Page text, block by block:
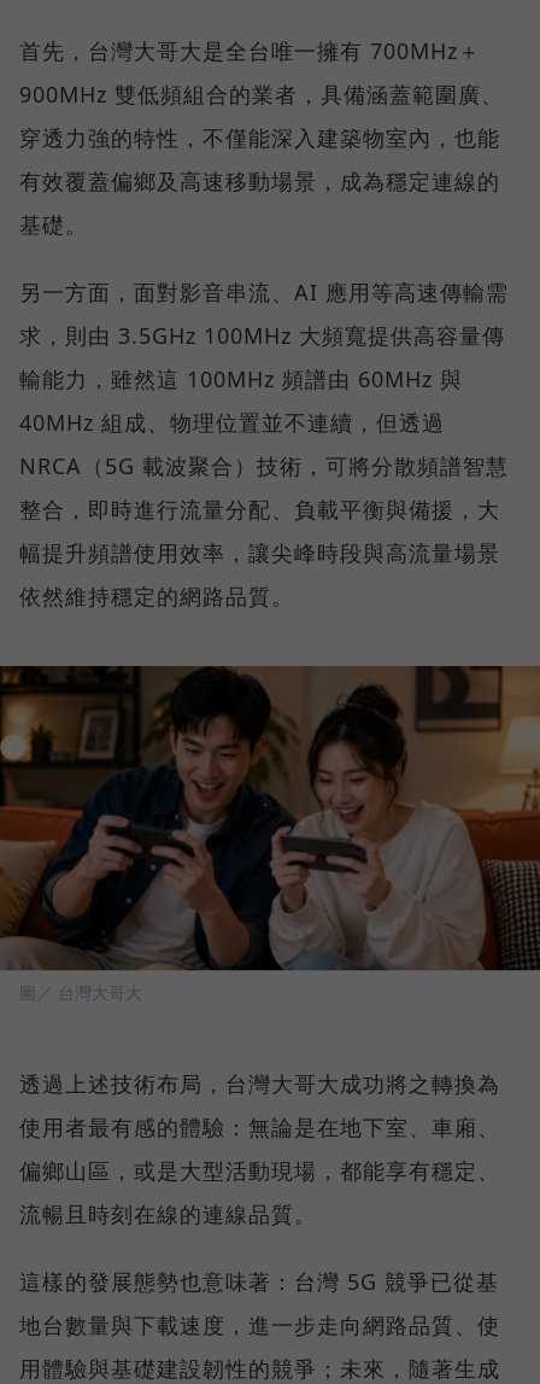
首先，台灣大哥大是全台唯一擁有 700MHz＋
900MHz 雙低頻組合的業者，具備涵蓋範圍廣、
穿透力強的特性，不僅能深入建築物室內，也能
有效覆蓋偏鄉及高速移動場景，成為穩定連線的
基礎。
另一方面，面對影音串流、AI 應用等高速傳輸需
求，則由 3.5GHz 100MHz 大頻寬提供高容量傳
輸能力，雖然這 100MHz 頻譜由 60MHz 與
40MHz 組成、物理位置並不連續，但透過
NRCA（5G 載波聚合）技術，可將分散頻譜智慧
整合，即時進行流量分配、負載平衡與備援，大
幅提升頻譜使用效率，讓尖峰時段與高流量場景
依然維持穩定的網路品質。
圖／ 台灣大哥大
透過上述技術布局，台灣大哥大成功將之轉換為
使用者最有感的體驗：無論是在地下室、車廂、
偏鄉山區，或是大型活動現場，都能享有穩定、
流暢且時刻在線的連線品質。
這樣的發展態勢也意味著：台灣 5G 競爭已從基
地台數量與下載速度，進一步走向網路品質、使
用體驗與基礎建設韌性的競爭；未來，隨著生成